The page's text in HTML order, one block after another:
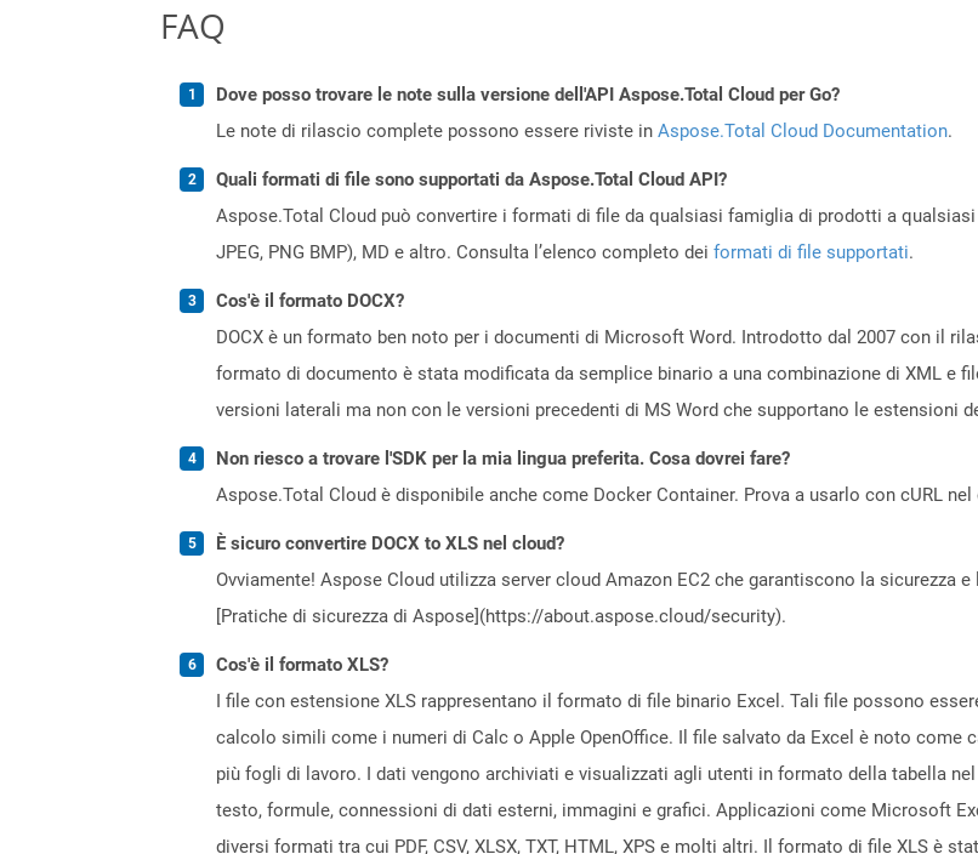
FAQ
Dove posso trovare le note sulla versione dell'API Aspose.Total Cloud per Go?
Le note di rilascio complete possono essere riviste in Aspose.Total Cloud Documentation.
Quali formati di file sono supportati da Aspose.Total Cloud API?
Aspose.Total Cloud può convertire i formati di file da qualsiasi famiglia di prodotti a qualsiasi
JPEG, PNG BMP), MD e altro. Consulta l’elenco completo dei formati di file supportati.
Cos'è il formato DOCX?
DOCX è un formato ben noto per i documenti di Microsoft Word. Introdotto dal 2007 con il
formato di documento è stata modificata da semplice binario a una combinazione di XML e
versioni laterali ma non con le versioni precedenti di MS Word che supportano le estensioni
Non riesco a trovare l'SDK per la mia lingua preferita. Cosa dovrei fare?
Aspose.Total Cloud è disponibile anche come Docker Container. Prova a usarlo con cURL
È sicuro convertire DOCX to XLS nel cloud?
Ovviamente! Aspose Cloud utilizza server cloud Amazon EC2 che garantiscono la sicurezza
[Pratiche di sicurezza di Aspose](https://about.aspose.cloud/security).
Cos'è il formato XLS?
I file con estensione XLS rappresentano il formato di file binario Excel. Tali file possono
calcolo simili come i numeri di Calc o Apple OpenOffice. Il file salvato da Excel è noto come
più fogli di lavoro. I dati vengono archiviati e visualizzati agli utenti in formato della tabella
testo, formule, connessioni di dati esterni, immagini e grafici. Applicazioni come Microsoft
diversi formati tra cui PDF, CSV, XLSX, TXT, HTML, XPS e molti altri. Il formato di file XLS è